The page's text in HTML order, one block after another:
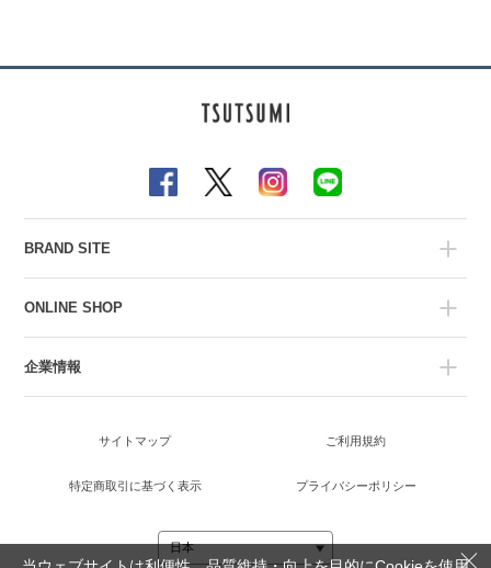
BRAND SITE
ONLINE SHOP
企業情報
サイトマップ ご利用規約
特定商取引に基づく表示 プライバシーポリシー